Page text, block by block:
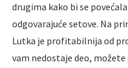
drugima kako bi se
odgovarajuće setove. Na
Lutka je profitabilnija od
vam nedostaje deo,